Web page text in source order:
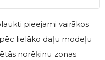
pieejami vairākos
lielāko daļu modeļu
norēķinu zonas